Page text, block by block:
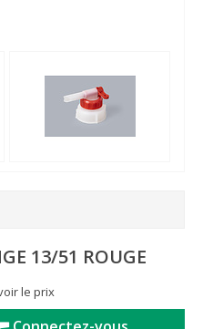
13/51 ROUGE
le prix